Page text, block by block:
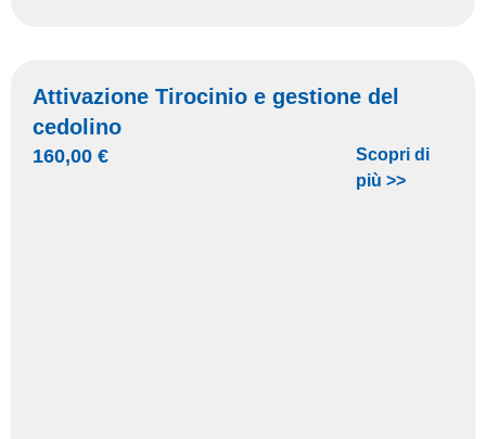
Attivazione Tirocinio e gestione del
cedolino
160,00 €
Scopri di
più >>